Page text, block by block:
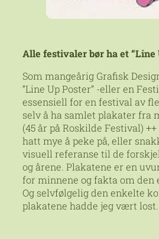
Alle festivaler bør ha et “Line
Som mangeårig Grafisk
“Line Up Poster” -eller en
essensiell for en festival av
selv å ha samlet plakater fra
(45 år på Roskilde Festival)
hatt mye å peke på, eller
visuell referanse til de
og årene. Plakatene er en
for minnene og fakta om den
Og selvfølgelig den enkelte
plakatene hadde jeg vært lost.